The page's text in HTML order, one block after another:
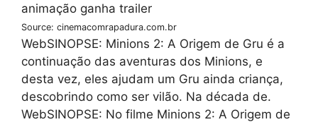
Source: cinemacomrapadura.com.br
WebSINOPSE: Minions 2: A Origem de Gru é a
continuação das aventuras dos Minions, e
desta vez, eles ajudam um Gru ainda criança,
descobrindo como ser vilão. Na década de.
WebSINOPSE: No filme Minions 2: A Origem de